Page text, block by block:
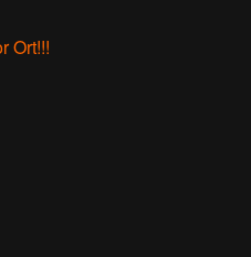
Ort!!!